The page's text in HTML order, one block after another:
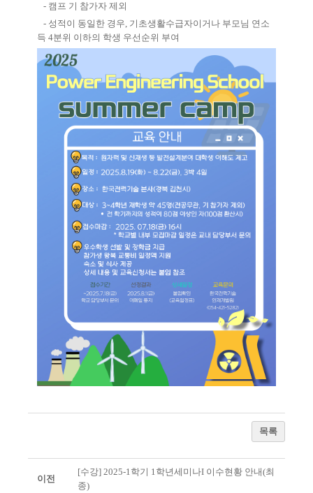
- 캠프 기 참가자 제외
- 성적이 동일한 경우, 기초생활수급자이거나 부모님 연소
득 4분위 이하의 학생 우선순위 부여
목록
이전
[수강] 2025-1학기 1학년세미나I 이수현황 안내(최
종)